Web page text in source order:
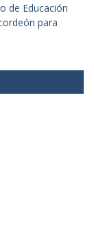
de Educación
para